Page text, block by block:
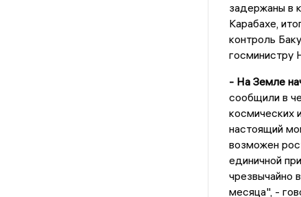
задержаны в
Карабахе,
контроль
госминистру
- На Земле
сообщили в
космических
настоящий
возможен
единичной
чрезвычайно
месяца", -